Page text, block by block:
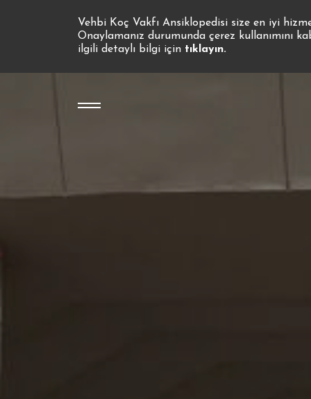
Vehbi Koç Vakfı Ansiklopedisi size en iyi
Onaylamanız durumunda çerez kullanımını
ilgili detaylı bilgi için tıklayın.